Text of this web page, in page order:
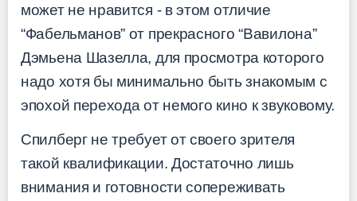
может не нравится - в этом отличие
“Фабельманов” от прекрасного “Вавилона”
Дэмьена Шазелла, для просмотра которого
надо хотя бы минимально быть знакомым с
эпохой перехода от немого кино к звуковому.
Спилберг не требует от своего зрителя
такой квалификации. Достаточно лишь
внимания и готовности сопереживать